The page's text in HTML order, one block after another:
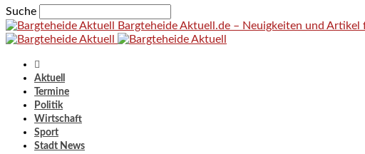
Suche
Bargteheide Aktuell.de – Neuigkeiten und
Aktuell
Termine
Politik
Wirtschaft
Sport
Stadt News